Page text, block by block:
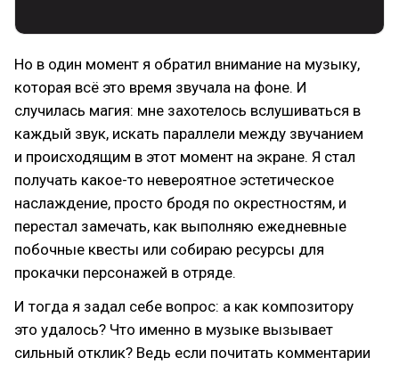
Но в один момент я обратил внимание на музыку,
которая всё это время звучала на фоне. И
случилась магия: мне захотелось вслушиваться в
каждый звук, искать параллели между звучанием
и происходящим в этот момент на экране. Я стал
получать какое-то невероятное эстетическое
наслаждение, просто бродя по окрестностям, и
перестал замечать, как выполняю ежедневные
побочные квесты или собираю ресурсы для
прокачки персонажей в отряде.
И тогда я задал себе вопрос: а как композитору
это удалось? Что именно в музыке вызывает
сильный отклик? Ведь если почитать комментарии